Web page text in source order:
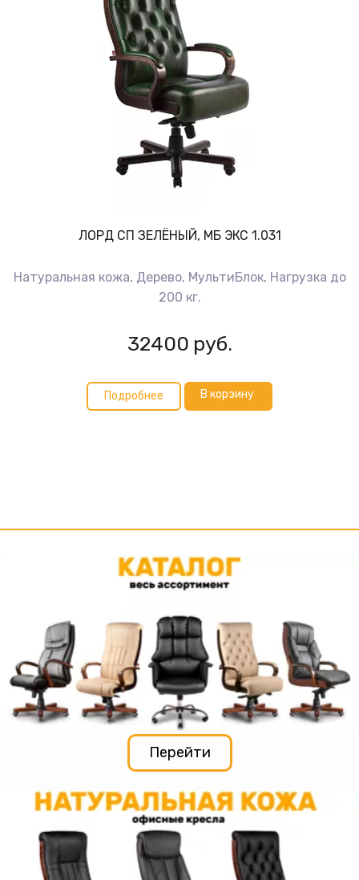
ЛОРД СП ЗЕЛЁНЫЙ, МБ ЭКС 1.031
Натуральная кожа, Дерево, МультиБлок, Нагрузка до
200 кг.
32400 руб.
Подробнее В корзину
Перейти